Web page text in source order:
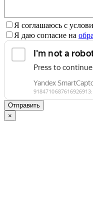
Я соглашаюсь с
Я даю согласие на
×